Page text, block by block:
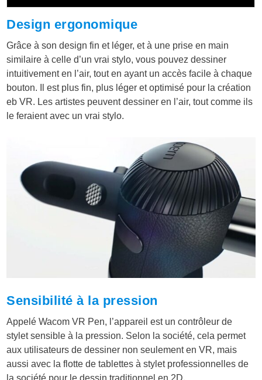
Design ergonomique
Grâce à son design fin et léger, et à une prise en main
similaire à celle d’un vrai stylo, vous pouvez dessiner
intuitivement en l’air, tout en ayant un accès facile à chaque
bouton. Il est plus fin, plus léger et optimisé pour la création
eb VR. Les artistes peuvent dessiner en l’air, tout comme ils
le feraient avec un vrai stylo.
Sensibilité à la pression
Appelé Wacom VR Pen, l’appareil est un contrôleur de
stylet sensible à la pression. Selon la société, cela permet
aux utilisateurs de dessiner non seulement en VR, mais
aussi avec la flotte de tablettes à stylet professionnelles de
la société pour le dessin traditionnel en 2D.